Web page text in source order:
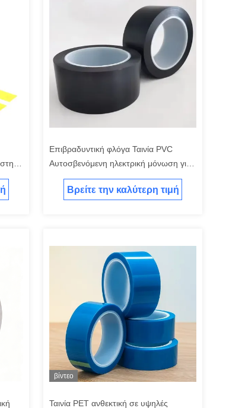
Επιβραδυντική φλόγα Ταινία PVC
Αυτοσβενόμενη ηλεκτρική μόνωση για
καλωδίωση και προστασία καλωδίων
Βρείτε την καλύτερη τιμή
βίντεο
Ταινία PET ανθεκτική σε υψηλές